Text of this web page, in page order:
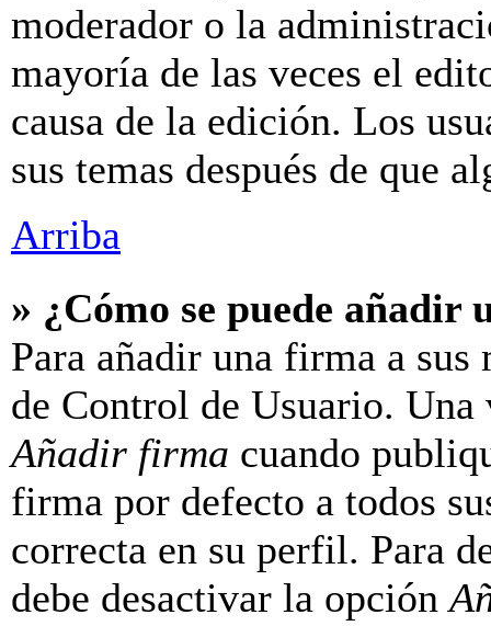
moderador o la
mayoría de las veces el
causa de la edición. Los
sus temas después de que
Arriba
» ¿Cómo se puede añadir
Para añadir una firma a sus
de Control de Usuario.
Añadir firma cuando
firma por defecto a todos
correcta en su perfil. Para
debe desactivar la opción